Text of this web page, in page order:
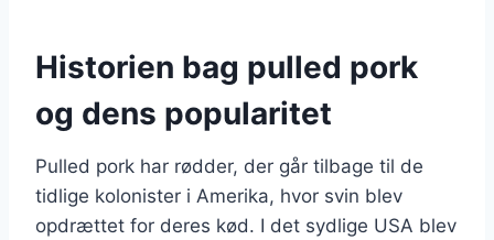
Historien bag pulled pork
og dens popularitet
Pulled pork har rødder, der går tilbage til de
tidlige kolonister i Amerika, hvor svin blev
opdrættet for deres kød. I det sydlige USA blev